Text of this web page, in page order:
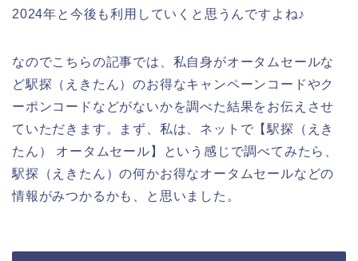
2024年と今後も利用していくと思うんですよね♪
なのでこちらの記事では、私自身がオータムセールな
ど駅探（えきたん）のお得なキャンペーンコードやク
ーポンコードなどがないかを調べた結果をお伝えさせ
ていただきます。まず、私は、ネットで【駅探（えき
たん） オータムセール】という感じで調べてみたら、
駅探（えきたん）の何かお得なオータムセールなどの
情報がみつかるかも、と思いました。